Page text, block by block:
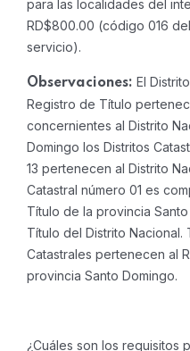
para las localidades del
RD$800.00 (código 016
servicio).
Observaciones: El
Registro de Título
concernientes al Distrito
Domingo los Distritos
13 pertenecen al Distrito
Catastral número 01 es
Título de la provincia
Título del Distrito Nacional.
Catastrales pertenecen al
provincia Santo Domingo.
¿Cuáles son los requisitos